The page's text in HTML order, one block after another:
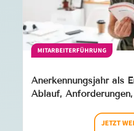
MITARBEITERFÜHRUNG
Anerkennungsjahr als
Ablauf,
JETZT